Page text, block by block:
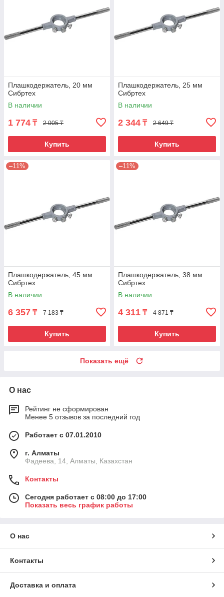
Плашкодержатель, 20 мм
Сибртех
В наличии
1 774 ₸ 2 005 ₸
Купить
Плашкодержатель, 25 мм
Сибртех
В наличии
2 344 ₸ 2 649 ₸
Купить
–11%
Плашкодержатель, 45 мм
Сибртех
В наличии
6 357 ₸ 7 183 ₸
Купить
–11%
Плашкодержатель, 38 мм
Сибртех
В наличии
4 311 ₸ 4 871 ₸
Купить
Показать ещё
О нас
Рейтинг не сформирован
Менее 5 отзывов за последний год
Работает с 07.01.2010
г. Алматы
Фадеева, 14, Алматы, Казахстан
Контакты
Сегодня работает с 08:00 до 17:00
Показать весь график работы
О нас
Контакты
Доставка и оплата